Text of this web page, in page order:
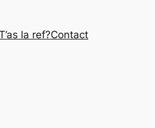
la ref?Contact